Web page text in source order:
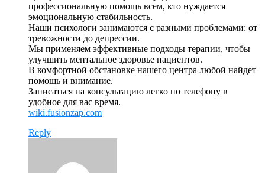
профессиональную помощь всем, кто нуждается
эмоциональную стабильность.
Наши психологи занимаются с разными проблемами: от
тревожности до депрессии.
Мы применяем эффективные подходы терапии, чтобы
улучшить ментальное здоровье пациентов.
В комфортной обстановке нашего центра любой найдет
помощь и внимание.
Записаться на консультацию легко по телефону в
удобное для вас время.
wiki.fusionzap.com
Reply